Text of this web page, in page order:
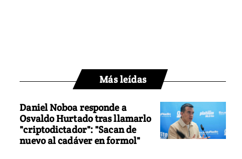
Más leídas
Daniel Noboa responde a
Osvaldo Hurtado tras llamarlo
"criptodictador": "Sacan de
nuevo al cadáver en formol"